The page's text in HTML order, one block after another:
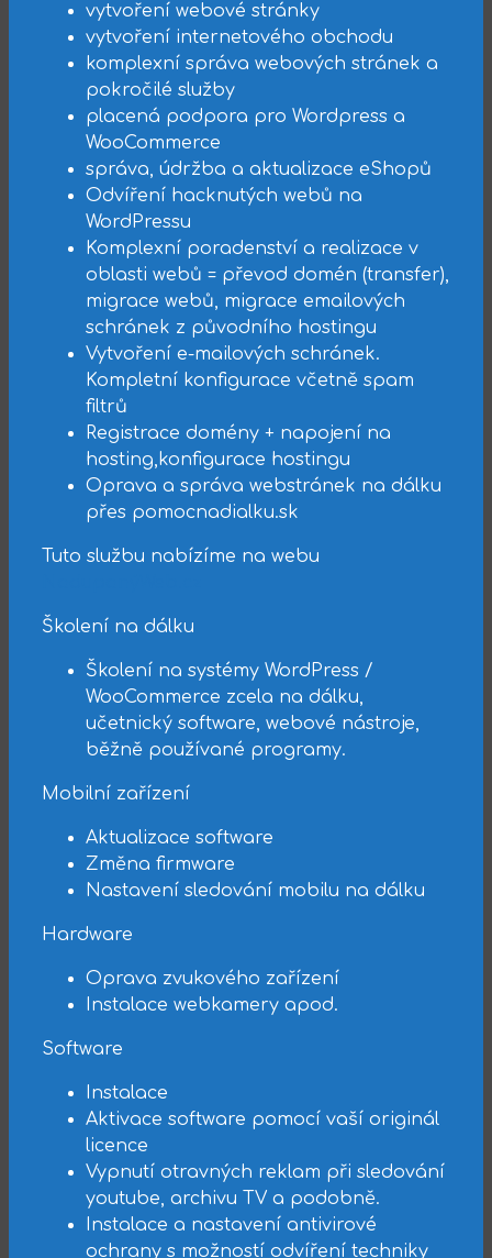
vytvoření webové stránky
vytvoření internetového obchodu
komplexní správa webových stránek a
pokročilé služby
placená podpora pro Wordpress a
WooCommerce
správa, údržba a aktualizace eShopů
Odvíření hacknutých webů na
WordPressu
Komplexní poradenství a realizace v
oblasti webů = převod domén (transfer),
migrace webů, migrace emailových
schránek z původního hostingu
Vytvoření e-mailových schránek.
Kompletní konfigurace včetně spam
filtrů
Registrace domény + napojení na
hosting,konfigurace hostingu
Oprava a správa webstránek na dálku
přes pomocnadialku.sk
Tuto službu nabízíme na webu
Školení na dálku
Školení na systémy WordPress /
WooCommerce zcela na dálku,
učetnický software, webové nástroje,
běžně používané programy.
Mobilní zařízení
Aktualizace software
Změna firmware
Nastavení sledování mobilu na dálku
Hardware
Oprava zvukového zařízení
Instalace webkamery apod.
Software
Instalace
Aktivace software pomocí vaší originál
licence
Vypnutí otravných reklam při sledování
youtube, archivu TV a podobně.
Instalace a nastavení antivirové
ochrany s možností odvíření techniky